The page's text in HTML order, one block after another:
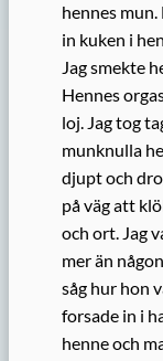
hennes
in kuken i
Jag smekte
Hennes
loj. Jag tog
munknulla
djupt och
på väg att
och ort. Jag
mer än
såg hur hon
forsade in i
henne och